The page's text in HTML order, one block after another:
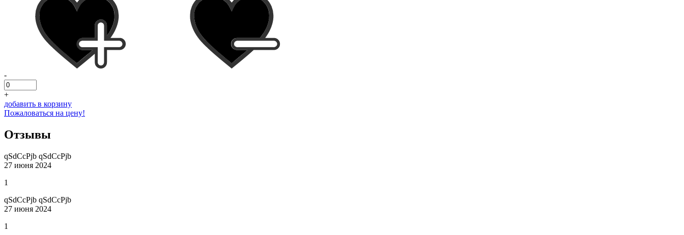
-
+
добавить в корзину
Пожаловаться на цену!
Отзывы
qSdCcPjb qSdCcPjb
27 июня 2024
1
qSdCcPjb qSdCcPjb
27 июня 2024
1